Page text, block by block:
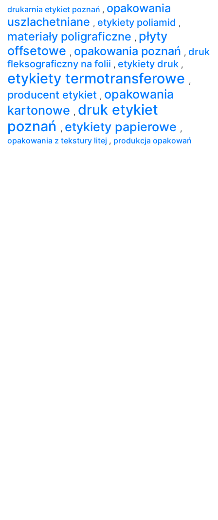
drukarnia etykiet poznań , opakowania
uszlachetniane , etykiety poliamid ,
materiały poligraficzne , płyty
offsetowe , opakowania poznań , druk
fleksograficzny na folii , etykiety druk ,
etykiety termotransferowe ,
producent etykiet , opakowania
kartonowe , druk etykiet
poznań , etykiety papierowe ,
opakowania z tekstury litej , produkcja opakowań